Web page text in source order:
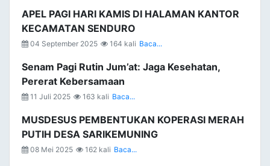
APEL PAGI HARI KAMIS DI HALAMAN KANTOR
KECAMATAN SENDURO
04 September 2025 164 kali Baca...
Senam Pagi Rutin Jum’at: Jaga Kesehatan,
Pererat Kebersamaan
11 Juli 2025 163 kali Baca...
MUSDESUS PEMBENTUKAN KOPERASI MERAH
PUTIH DESA SARIKEMUNING
08 Mei 2025 162 kali Baca...